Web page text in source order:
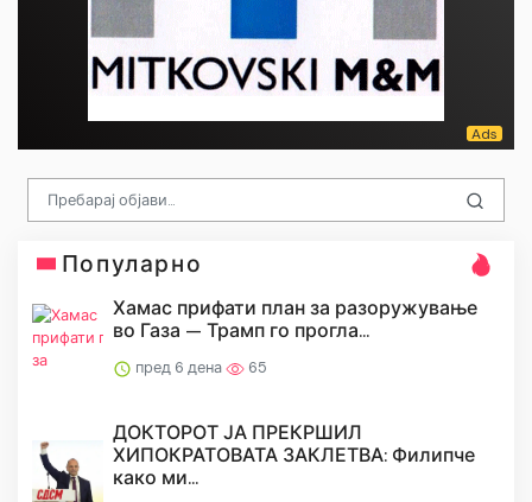
Популарно
Хамас прифати план за разоружување
во Газа — Трамп го прогла...
пред 6 дена 65
ДОКТОРОТ ЈА ПРЕКРШИЛ
ХИПОКРАТОВАТА ЗАКЛЕТВА: Филипче
како ми...